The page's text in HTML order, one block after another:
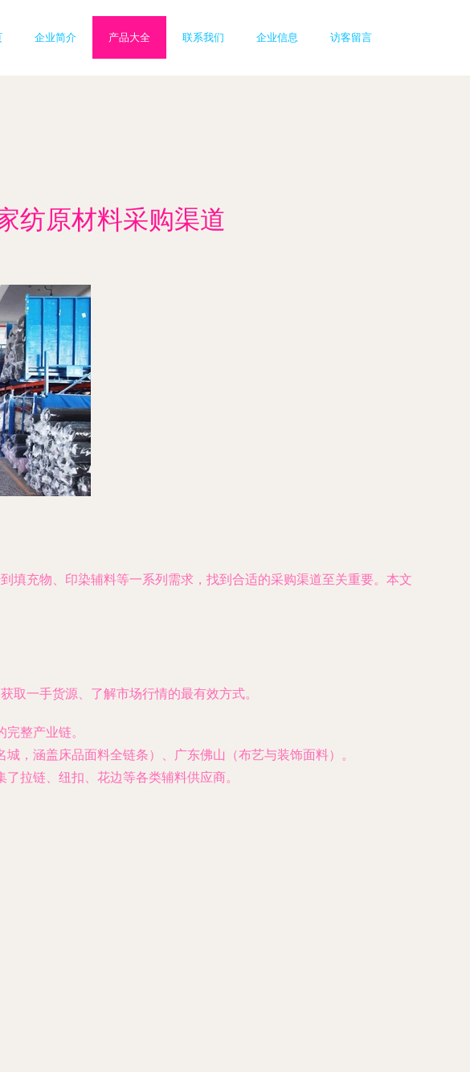
企业简介 产品大全 联系我们 企业信息 访客留言
纺原材料采购渠道
填充物、印染辅料等一系列需求，找到合适的采购渠道至关重要。本文
取一手货源、了解市场行情的最有效方式。
整产业链。
，涵盖床品面料全链条）、广东佛山（布艺与装饰面料）。
拉链、纽扣、花边等各类辅料供应商。